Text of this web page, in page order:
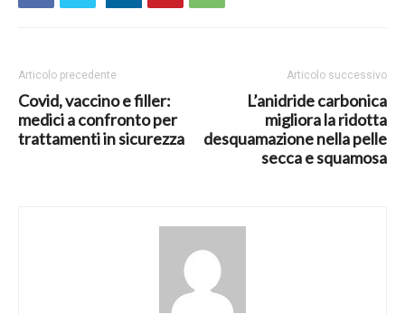
Articolo precedente
Covid, vaccino e filler:
medici a confronto per
trattamenti in sicurezza
Articolo successivo
L’anidride carbonica
migliora la ridotta
desquamazione nella pelle
secca e squamosa